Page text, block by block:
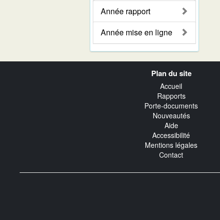
Année rapport
Année mise en ligne
Plan du site
Accueil
Rapports
Porte-documents
Nouveautés
Aide
Accessibilité
Mentions légales
Contact